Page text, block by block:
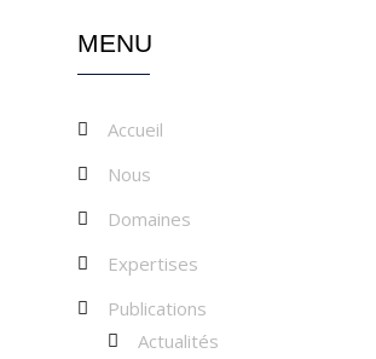
MENU
Accueil
Nous
Domaines
Expertises
Publications
Actualités